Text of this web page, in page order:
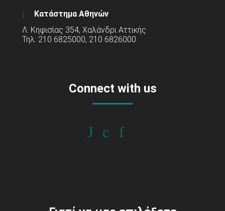
Κατάστημα Αθηνών
Λ. Κηφισίας 354, Χαλάνδρι Αττικής
Τηλ: 210 6825000, 210 6826000
Connect with us